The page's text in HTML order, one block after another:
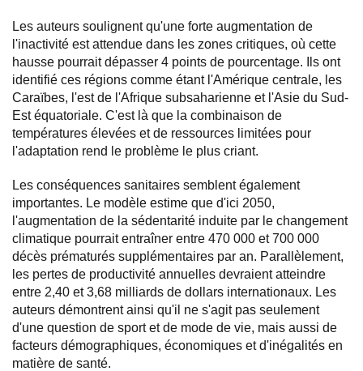
Les auteurs soulignent qu'une forte augmentation de
l'inactivité est attendue dans les zones critiques, où cette
hausse pourrait dépasser 4 points de pourcentage. Ils ont
identifié ces régions comme étant l'Amérique centrale, les
Caraïbes, l'est de l'Afrique subsaharienne et l'Asie du Sud-
Est équatoriale. C'est là que la combinaison de
températures élevées et de ressources limitées pour
l'adaptation rend le problème le plus criant.
Les conséquences sanitaires semblent également
importantes. Le modèle estime que d'ici 2050,
l'augmentation de la sédentarité induite par le changement
climatique pourrait entraîner entre 470 000 et 700 000
décès prématurés supplémentaires par an. Parallèlement,
les pertes de productivité annuelles devraient atteindre
entre 2,40 et 3,68 milliards de dollars internationaux. Les
auteurs démontrent ainsi qu'il ne s'agit pas seulement
d'une question de sport et de mode de vie, mais aussi de
facteurs démographiques, économiques et d'inégalités en
matière de santé.